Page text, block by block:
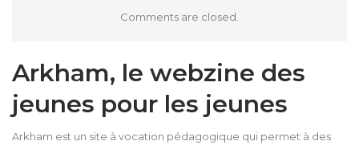
Comments are closed.
Arkham, le webzine des
jeunes pour les jeunes
Arkham est un site à vocation pédagogique qui permet à des